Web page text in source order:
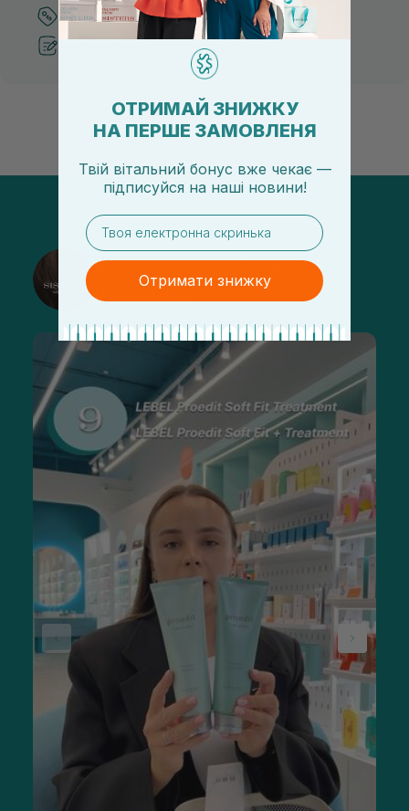
Лучшие цены и топ товары
Рекомендации от косметологов
@sisters_stelmakh в Instagram
Подписаться
ОТРИМАЙ ЗНИЖКУ
НА ПЕРШЕ ЗАМОВЛЕНЯ
Твій вітальний бонус вже чекає —
підписуйся на наші новини!
email
Отримати знижку